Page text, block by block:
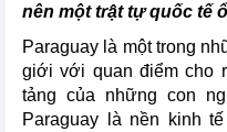
nên một trật tự quốc tế
Paraguay là một trong
giới với quan điểm cho
tảng của những con
Paraguay là nền kinh